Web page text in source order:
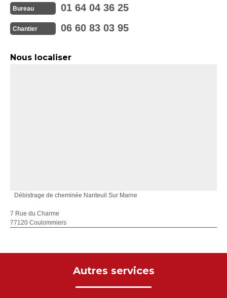
Bureau 01 64 04 36 25
Chantier 06 60 83 03 95
Nous localiser
Débistrage de cheminée Nanteuil Sur Marne
7 Rue du Charme
77120 Coulommiers
Autres services